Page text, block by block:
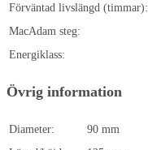
Förväntad livslängd (timmar):
MacAdam steg:
Energiklass:
Övrig information
Diameter:
90 mm